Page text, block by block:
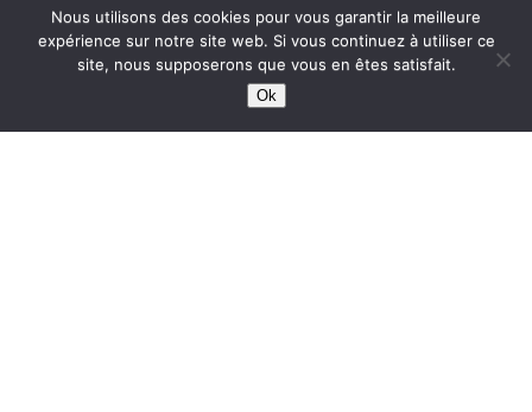
Nous utilisons des cookies pour vous garantir la meilleure
expérience sur notre site web. Si vous continuez à utiliser ce
site, nous supposerons que vous en êtes satisfait.
Ok